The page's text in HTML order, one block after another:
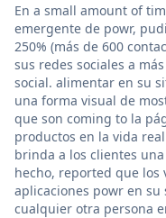
En a small amount of
emergente de powr,
250% (más de 600
sus redes sociales a
social. alimentar en su
una forma visual de
que son coming to la
productos en la vida
brinda a los clientes
hecho, reported que
aplicaciones powr en
cualquier otra persona